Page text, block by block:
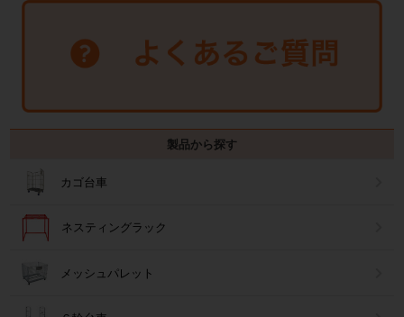
製品から探す
カゴ台車
ネスティングラック
メッシュパレット